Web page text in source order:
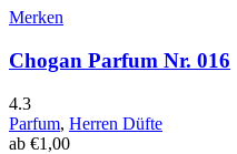
Merken
Chogan Parfum Nr. 016
4.3
Parfum, Herren Düfte
ab €1,00